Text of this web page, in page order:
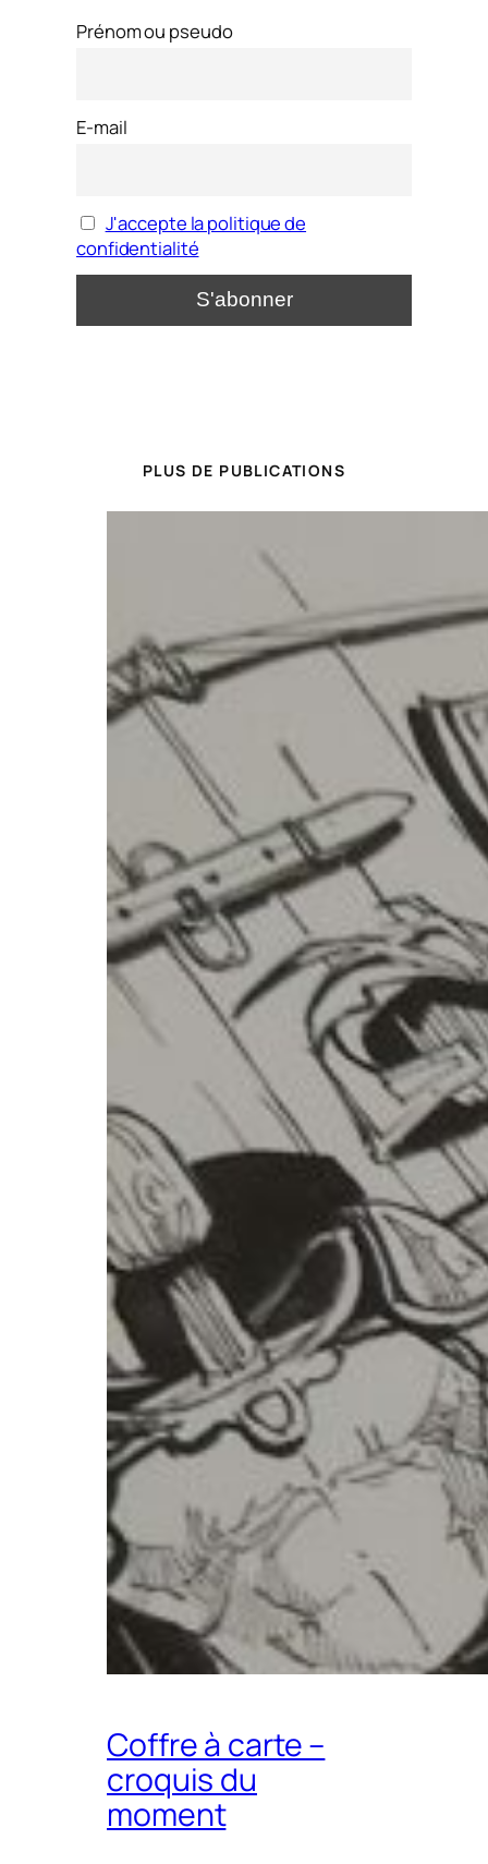
Prénom ou pseudo
E-mail
J'accepte la politique de
confidentialité
PLUS DE PUBLICATIONS
Coffre à carte –
croquis du
moment